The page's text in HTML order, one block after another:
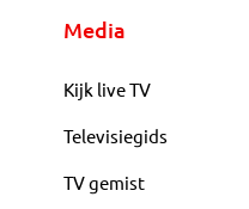
Media
Kijk live TV
Televisiegids
TV gemist